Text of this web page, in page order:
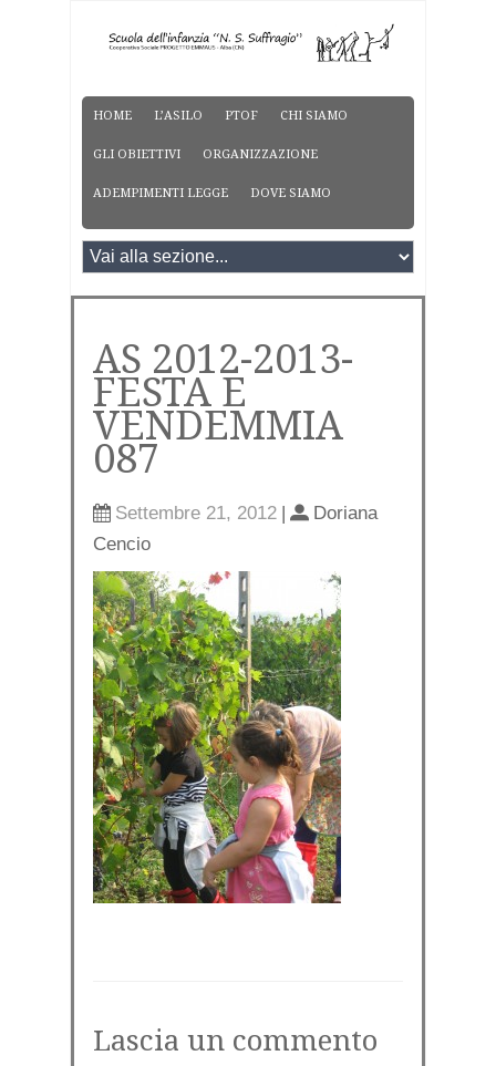
HOME L’ASILO PTOF CHI SIAMO
GLI OBIETTIVI ORGANIZZAZIONE
ADEMPIMENTI LEGGE DOVE SIAMO
AS 2012-2013-
FESTA E
VENDEMMIA
087
Settembre 21, 2012 |
Doriana
Cencio
Lascia un commento